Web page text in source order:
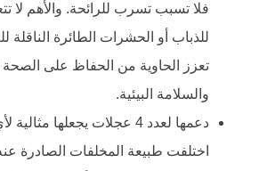
فلا تسبب تسرب للرائحة. والأهم لا
للذباب أو الحشرات الطائرة الناقلة
تعزز الحاوية من الحفاظ على الصحة
والسلامة البيئية.
دعمها لعدد 4 عجلات يجعلها
اختلفت طبيعة المخلفات الصادرة